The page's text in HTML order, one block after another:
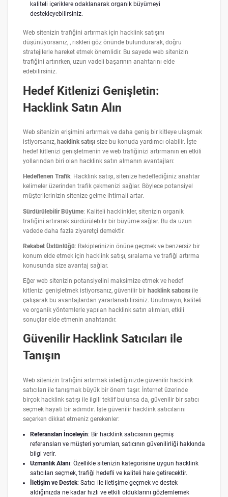
kaliteli içeriklere odaklanarak organik büyümeyi
destekleyebilirsiniz.
Web sitenizin trafiğini artırmak için hacklink satışını
düşünüyorsanız, , riskleri göz önünde bulundurarak, doğru
stratejilerle hareket etmek önemlidir. Bu sayede web sitenizin
trafiğini artırırken, uzun vadeli başarının anahtarını elde
edebilirsiniz.
Hedef Kitlenizi Genişletin:
Hacklink Satın Alın
Web sitenizin erişimini artırmak ve daha geniş bir kitleye ulaşmak
istiyorsanız, hacklink satışı size bu konuda yardımcı olabilir. İşte
hedef kitlenizi genişletmenin ve web trafiğinizi artırmanın en etkili
yollarından biri olan hacklink satın almanın avantajları:
Hedeflenen Trafik: Hacklink satışı, sitenize hedeflediğiniz anahtar
kelimeler üzerinden trafik çekmenizi sağlar. Böylece potansiyel
müşterilerinizin sitenize gelme ihtimali artar.
Sürdürülebilir Büyüme: Kaliteli hacklinkler, sitenizin organik
trafiğini artırarak sürdürülebilir bir büyüme sağlar. Bu da uzun
vadede daha fazla ziyaretçi demektir.
Rekabet Üstünlüğü: Rakiplerinizin önüne geçmek ve benzersiz bir
konum elde etmek için hacklink satışı, sıralama ve trafiği artırma
konusunda size avantaj sağlar.
Eğer web sitenizin potansiyelini maksimize etmek ve hedef
kitlenizi genişletmek istiyorsanız, güvenilir bir hacklink satıcısı ile
çalışarak bu avantajlardan yararlanabilirsiniz. Unutmayın, kaliteli
ve organik yöntemlerle yapılan hacklink satın alımları, etkili
sonuçlar elde etmenin anahtarıdır.
Güvenilir Hacklink Satıcıları ile
Tanışın
Web sitenizin trafiğini artırmak istediğinizde güvenilir hacklink
satıcıları ile tanışmak büyük bir önem taşır. İnternet üzerinde
birçok hacklink satışı ile ilgili teklif bulunsa da, güvenilir bir satıcı
seçmek hayati bir adımdır. İşte güvenilir hacklink satıcılarını
seçerken dikkat etmeniz gerekenler:
Referansları İnceleyin: Bir hacklink satıcısının geçmiş
referansları ve müşteri yorumları, satıcının güvenilirliği hakkında
bilgi verir.
Uzmanlık Alanı: Özellikle sitenizin kategorisine uygun hacklink
satıcıları seçmek, trafiği hedefli ve kaliteli hale getirecektir.
İletişim ve Destek: Satıcı ile iletişime geçmek ve destek
aldığınızda ne kadar hızlı ve etkili olduklarını gözlemlemek